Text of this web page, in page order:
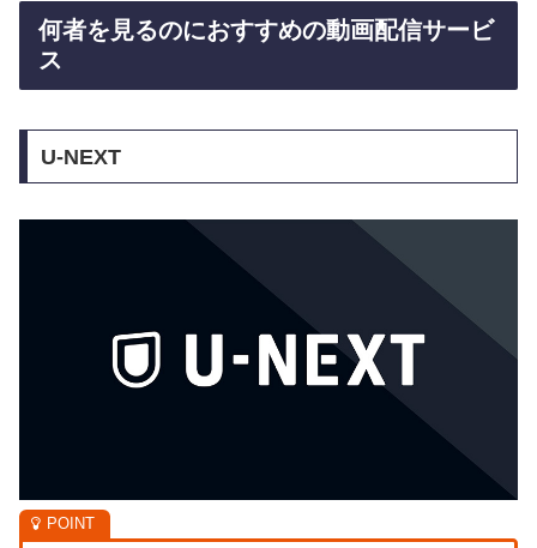
何者を見るのにおすすめの動画配信サービ
ス
U-NEXT